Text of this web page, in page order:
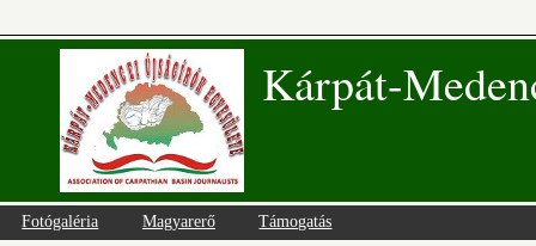
Kárpát-
Fotógaléria Magyarerő Támogatás